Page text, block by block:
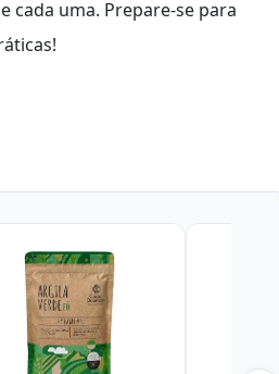
cada uma. Prepare-se para